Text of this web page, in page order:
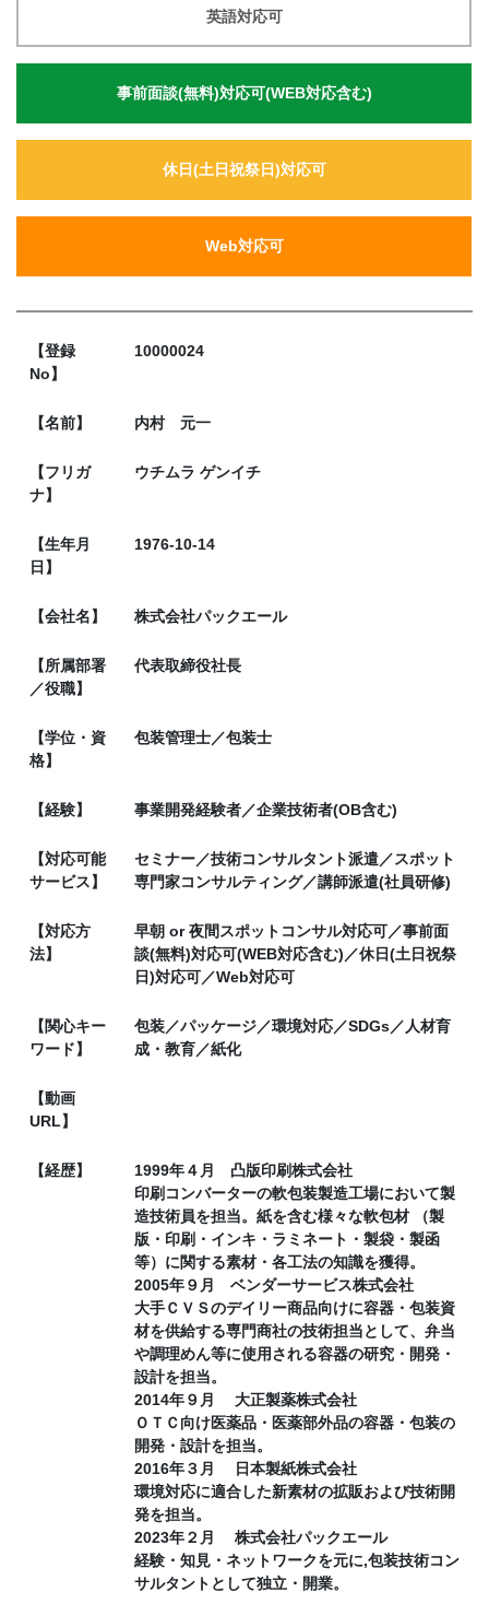
英語対応可
事前面談(無料)対応可(WEB対応含む)
休日(土日祝祭日)対応可
Web対応可
【登録
No】
10000024
【名前】 内村 元一
【フリガ
ナ】
ウチムラ ゲンイチ
【生年月
日】
1976-10-14
【会社名】 株式会社パックエール
【所属部署
／役職】
代表取締役社長
【学位・資
格】
包装管理士／包装士
【経験】 事業開発経験者／企業技術者(OB含む)
【対応可能
サービス】
セミナー／技術コンサルタント派遣／スポット
専門家コンサルティング／講師派遣(社員研修)
【対応方
法】
早朝 or 夜間スポットコンサル対応可／事前面
談(無料)対応可(WEB対応含む)／休日(土日祝祭
日)対応可／Web対応可
【関心キー
ワード】
包装／パッケージ／環境対応／SDGs／人材育
成・教育／紙化
【動画
URL】
【経歴】
1999年４月 凸版印刷株式会社
印刷コンバーターの軟包装製造工場において製
造技術員を担当。紙を含む様々な軟包材 （製
版・印刷・インキ・ラミネート・製袋・製函
等）に関する素材・各工法の知識を獲得。
2005年９月 ベンダーサービス株式会社
大手ＣＶＳのデイリー商品向けに容器・包装資
材を供給する専門商社の技術担当として、弁当
や調理めん等に使用される容器の研究・開発・
設計を担当。
2014年９月 大正製薬株式会社
ＯＴＣ向け医薬品・医薬部外品の容器・包装の
開発・設計を担当。
2016年３月 日本製紙株式会社
環境対応に適合した新素材の拡販および技術開
発を担当。
2023年２月 株式会社パックエール
経験・知見・ネットワークを元に,包装技術コン
サルタントとして独立・開業。